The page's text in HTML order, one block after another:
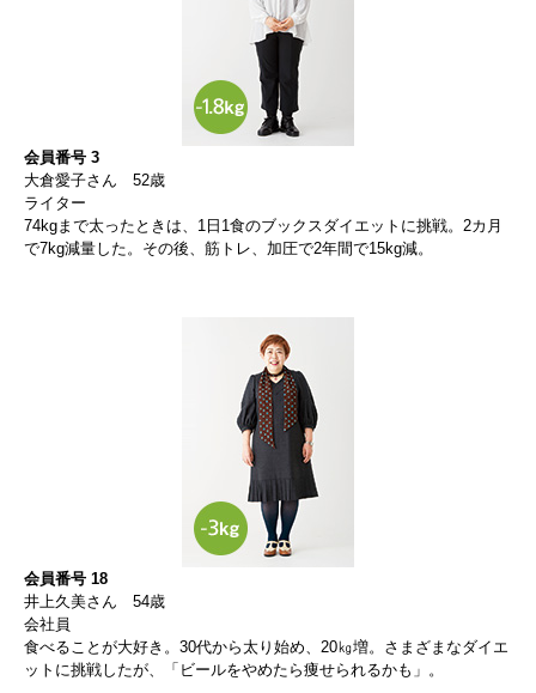
会員番号 3
大倉愛子さん 52歳
ライター
74kgまで太ったときは、1日1食のブックスダイエットに挑戦。2カ月
で7kg減量した。その後、筋トレ、加圧で2年間で15kg減。
会員番号 18
井上久美さん 54歳
会社員
食べることが大好き。30代から太り始め、20㎏増。さまざまなダイエ
ットに挑戦したが、「ビールをやめたら痩せられるかも」。